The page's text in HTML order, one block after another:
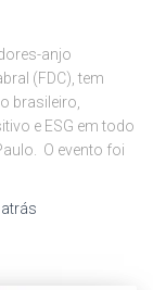
anjo
(FDC), tem
brasileiro,
e ESG em todo
O evento foi
atrás